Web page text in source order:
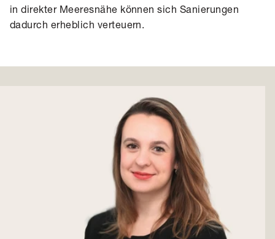
in direkter Meeresnähe können sich Sanierungen
dadurch erheblich verteuern.